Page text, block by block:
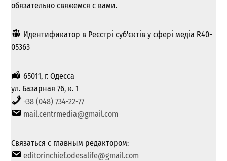
обязательно свяжемся с вами.
Идентификатор в Реєстрі суб'єктів у сфері медіа R40-
05363
65011, г. Одесса
ул. Базарная 76, к. 1
+38 (048) 734-22-77
mail.centrmedia@gmail.com
Связаться с главным редактором:
editorinchief.odesalife@gmail.com